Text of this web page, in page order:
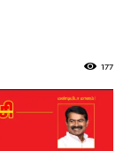
177